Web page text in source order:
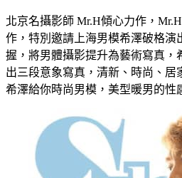
北京名攝影師 Mr.H傾心力作，
作，特別邀請上海男模希澤破格演
握，將男體攝影提升為藝術寫真，
出三段意象寫真，清新、時尚、居
希澤給你時尚男模，美型暖男的性